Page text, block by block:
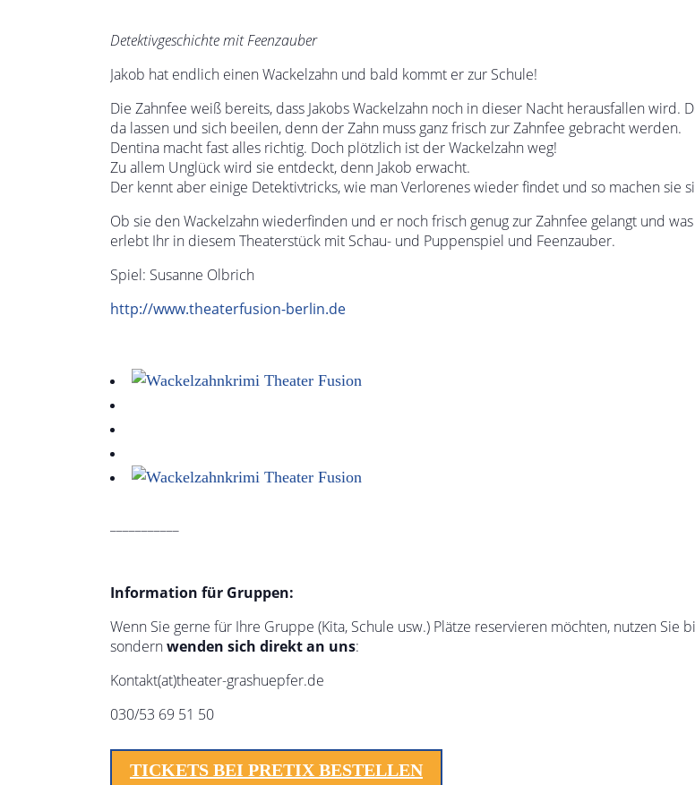
Detektivgeschichte mit Feenzauber
Jakob hat endlich einen Wackelzahn und bald kommt er zur Schule!
Die Zahnfee weiß bereits, dass Jakobs Wackelzahn noch in dieser Nacht herausfallen wird.
da lassen und sich beeilen, denn der Zahn muss ganz frisch zur Zahnfee gebracht werden.
Dentina macht fast alles richtig. Doch plötzlich ist der Wackelzahn weg!
Zu allem Unglück wird sie entdeckt, denn Jakob erwacht.
Der kennt aber einige Detektivtricks, wie man Verlorenes wieder findet und so machen sie
Ob sie den Wackelzahn wiederfinden und er noch frisch genug zur Zahnfee gelangt und
erlebt Ihr in diesem Theaterstück mit Schau- und Puppenspiel und Feenzauber.
Spiel: Susanne Olbrich
http://www.theaterfusion-berlin.de
Information für Gruppen:
Wenn Sie gerne für Ihre Gruppe (Kita, Schule usw.) Plätze reservieren möchten, nutzen Sie
sondernwenden sich direkt an uns:
Kontakt(at)theater-grashuepfer.de
030/53 69 51 50
TICKETS BEI PRETIX BESTELLEN